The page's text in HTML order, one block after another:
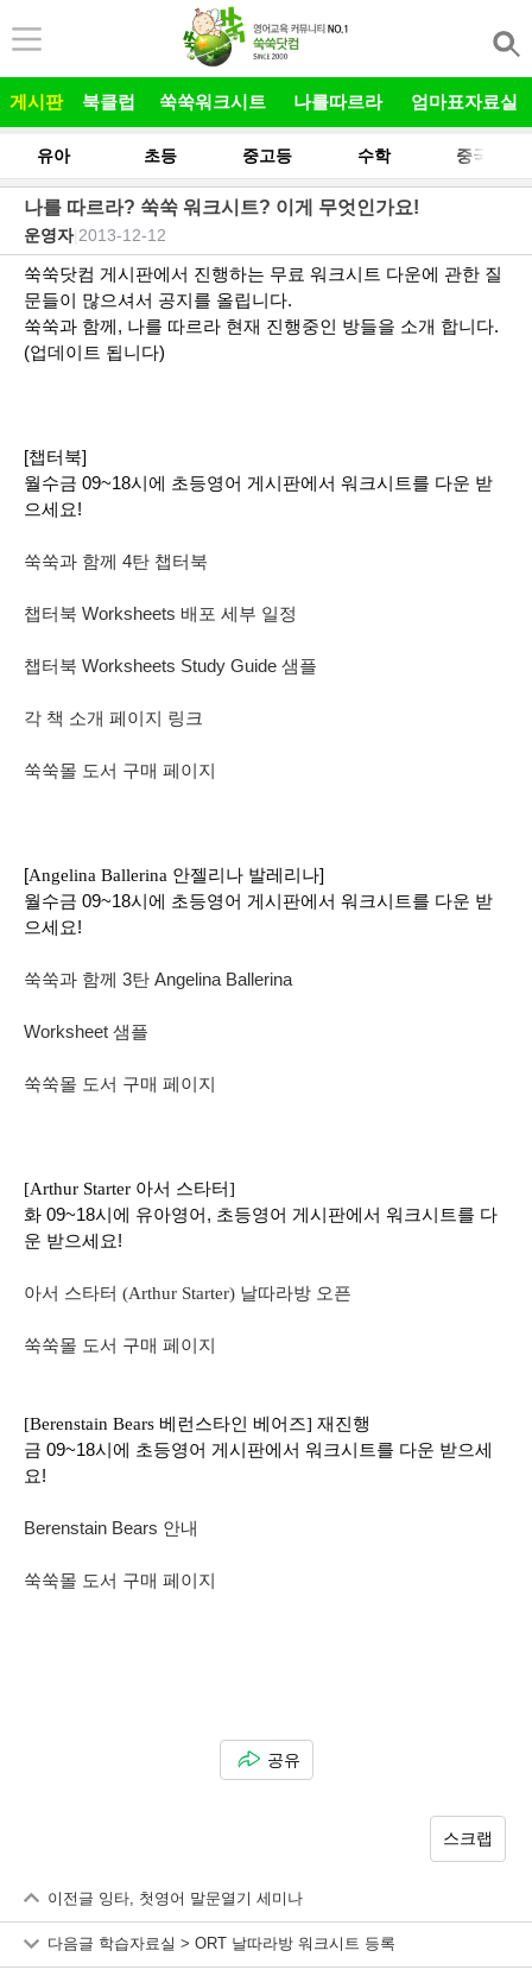
게시판 북클럽 쑥쑥워크시트 나를따르라 엄마표자료실
유아 초등 중고등 수학 중국어
나를 따르라? 쑥쑥 워크시트? 이게 무엇인가요!
운영자| 2013-12-12
쑥쑥닷컴 게시판에서 진행하는 무료 워크시트 다운에 관한 질
문들이 많으셔서 공지를 올립니다.
쑥쑥과 함께, 나를 따르라 현재 진행중인 방들을 소개 합니다.
(업데이트 됩니다)
[챕터북]
월수금 09~18시에 초등영어 게시판에서 워크시트를 다운 받
으세요!
쑥쑥과 함께 4탄 챕터북
챕터북 Worksheets 배포 세부 일정
챕터북 Worksheets Study Guide 샘플
각 책 소개 페이지 링크
쑥쑥몰 도서 구매 페이지
[Angelina Ballerina 안젤리나 발레리나]
월수금 09~18시에 초등영어 게시판에서 워크시트를 다운 받
으세요!
쑥쑥과 함께 3탄 Angelina Ballerina
Worksheet 샘플
쑥쑥몰 도서 구매 페이지
[Arthur Starter 아서 스타터]
화 09~18시에 유아영어, 초등영어 게시판에서 워크시트를 다
운 받으세요!
아서 스타터 (Arthur Starter) 날따라방 오픈
쑥쑥몰 도서 구매 페이지
[Berenstain Bears 베런스타인 베어즈] 재 진행
금 09~18시에 초등영어 게시판에서 워크시트를 다운 받으세
요!
Berenstain Bears 안내
쑥쑥몰 도서 구매 페이지
공유
스크랩
이전글 잉타, 첫영어 말문열기 세미나
다음글 학습자료실 > ORT 날따라방 워크시트 등록